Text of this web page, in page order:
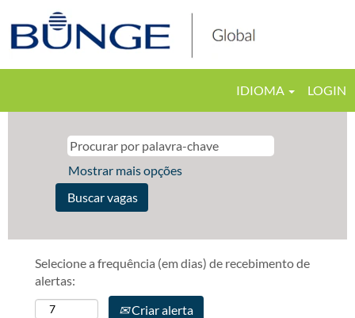
IDIOMA LOGIN
Mostrar mais opções
Selecione a frequência (em dias) de recebimento de
alertas:
Criar alerta